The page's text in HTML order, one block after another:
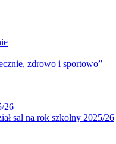
zdrowo i sportowo”
26
sal na rok szkolny 2025/26